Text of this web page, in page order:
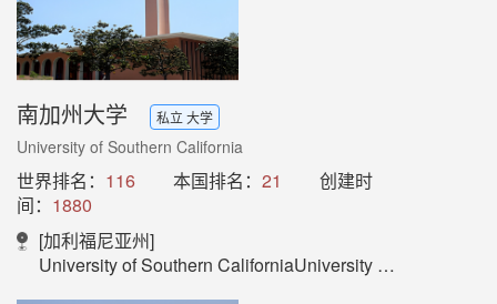
南加州大学 私立 大学
University of Southern California
世界排名： 116 本国排名： 21
创建时
间： 1880
[加利福尼亚州]
University of Southern CaliforniaUniversity Park CampusLos Angeles, CA 0089-0911USA